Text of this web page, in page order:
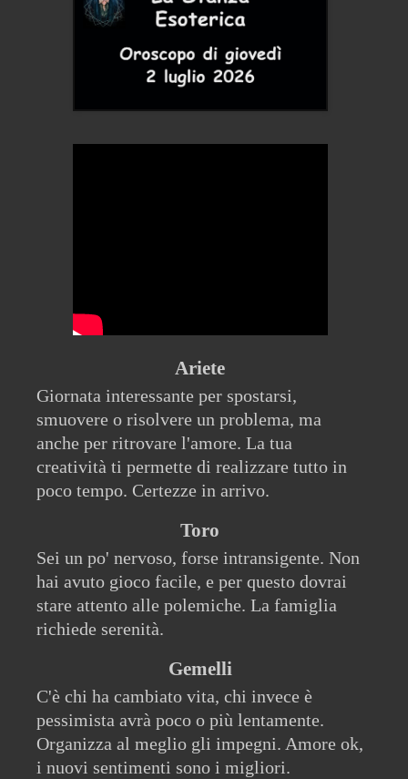
Ariete
Giornata interessante per spostarsi,
smuovere o risolvere un problema, ma
anche per ritrovare l'amore. La tua
creatività ti permette di realizzare tutto in
poco tempo. Certezze in arrivo.
Toro
Sei un po' nervoso, forse intransigente. Non
hai avuto gioco facile, e per questo dovrai
stare attento alle polemiche. La famiglia
richiede serenità.
Gemelli
C'è chi ha cambiato vita, chi invece è
pessimista avrà poco o più lentamente.
Organizza al meglio gli impegni. Amore ok,
i nuovi sentimenti sono i migliori.